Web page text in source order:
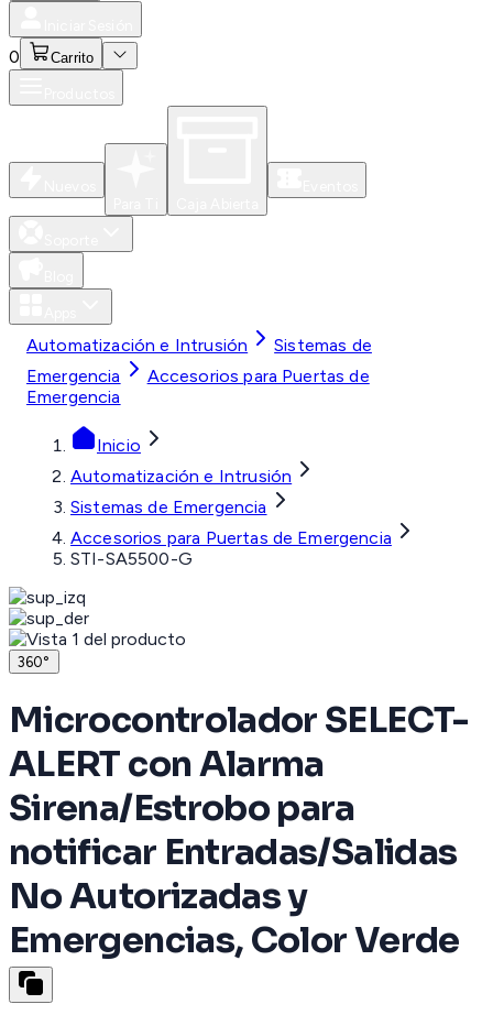
0 Carrito
Automatización e Intrusión
Sistemas de
Emergencia
Accesorios para Puertas de
Emergencia
Inicio
Automatización e Intrusión
Sistemas de Emergencia
Accesorios para Puertas de Emergencia
STI-SA5500-G
360°
Microcontrolador SELECT-
ALERT con Alarma
Sirena/Estrobo para
notificar Entradas/Salidas
No Autorizadas y
Emergencias, Color Verde